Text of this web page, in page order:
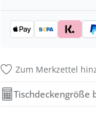
Zum Merkzettel
Tischdeckengröße